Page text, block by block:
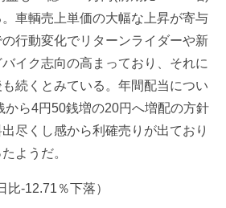
車輌売上単価の大幅な上昇が寄与
行動変化でリターンライダーや新
イク志向の高まっており、それに
続くとみている。年間配当につい
から4円50銭増の20円へ増配の方針
尽くし感から利確売りが出ており
ようだ。
比-12.71％下落）